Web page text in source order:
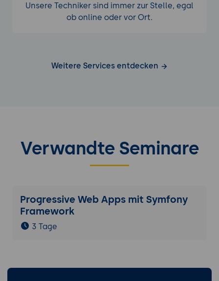
Unsere Techniker sind immer zur Stelle, egal
ob online oder vor Ort.
Weitere Services entdecken
Verwandte Seminare
Progressive Web Apps mit Symfony
Framework
3 Tage